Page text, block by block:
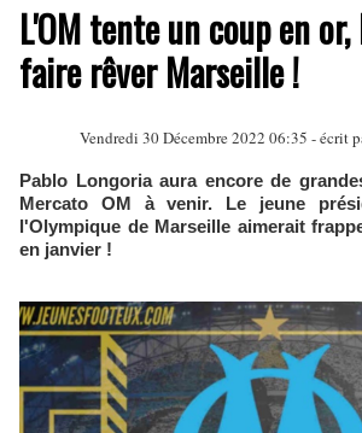
L'OM tente un coup en
faire rêver Marseille !
Vendredi 30 Décembre 2022 06:35 - écrit
Pablo Longoria aura encore de
Mercato OM à venir. Le jeune
l'Olympique de Marseille aimerait
en janvier !